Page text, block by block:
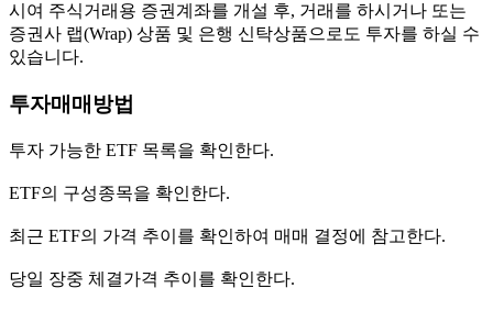
시여 주식거래용 증권계좌를 개설 후, 거래를 하시거나 또는
증권사 랩(Wrap) 상품 및 은행 신탁상품으로도 투자를 하실 수
있습니다.
투자매매방법
투자 가능한 ETF 목록을 확인한다.
ETF의 구성종목을 확인한다.
최근 ETF의 가격 추이를 확인하여 매매 결정에 참고한다.
당일 장중 체결가격 추이를 확인한다.